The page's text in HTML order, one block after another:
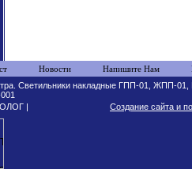
Новости Напишите Нам
Светильники накладные ГПП-01, ЖПП-
|
Создание сайта и